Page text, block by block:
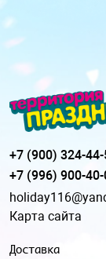
Доставка
+7 (900) 324-
+7 (996) 900-
Карта сайта